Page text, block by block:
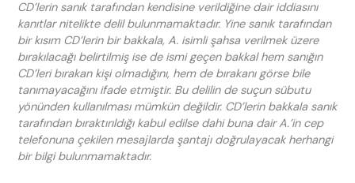
CD’lerin sanık tarafından kendisine verildiğine dair iddiasını
kanıtlar nitelikte delil bulunmamaktadır. Yine sanık tarafından
bir kısım CD’lerin bir bakkala, A. isimli şahsa verilmek üzere
bırakılacağı belirtilmiş ise de ismi geçen bakkal hem sanığın
CD’leri bırakan kişi olmadığını, hem de bırakanı görse bile
tanımayacağını ifade etmiştir. Bu delilin de suçun sübutu
yönünden kullanılması mümkün değildir. CD’lerin bakkala sanık
tarafından bıraktırıldığı kabul edilse dahi buna dair A.’in cep
telefonuna çekilen mesajlarda şantajı doğrulayacak herhangi
bir bilgi bulunmamaktadır.